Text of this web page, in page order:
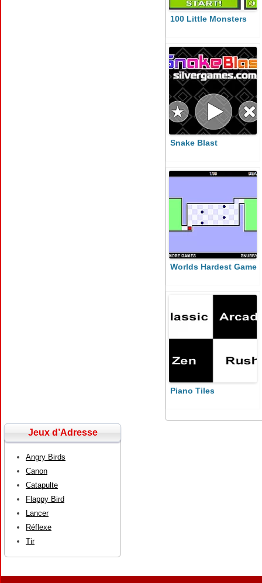
100 Little Monsters
Snake Blast
Worlds Hardest Game
Piano Tiles
Jeux d’Adresse
Angry Birds
Canon
Catapulte
Flappy Bird
Lancer
Réflexe
Tir